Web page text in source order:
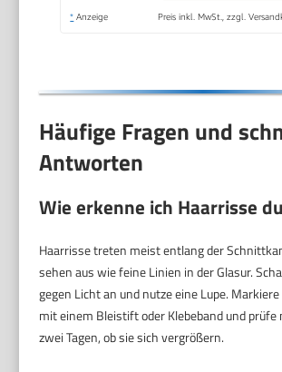
inkl. Extra
* Anzeige Preis inkl. MwSt., zzgl.
Häufige Fragen und
Antworten
Wie erkenne ich Haarrisse
Haarrisse treten meist entlang der
sehen aus wie feine Linien in der Glasur.
gegen Licht an und nutze eine Lupe.
mit einem Bleistift oder Klebeband und prüfe
zwei Tagen, ob sie sich vergrößern.